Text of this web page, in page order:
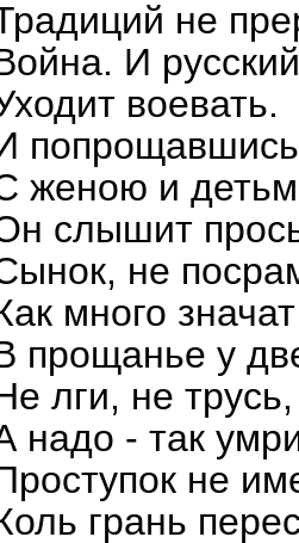
не
И
воевать.
женою и
слышит
не
много
прощанье у
лги, не
надо - так
не
грань